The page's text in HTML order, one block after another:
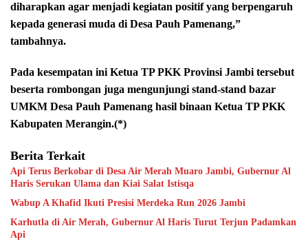
diharapkan agar menjadi kegiatan positif yang berpengaruh
kepada generasi muda di Desa Pauh Pamenang,”
tambahnya.
Pada kesempatan ini Ketua TP PKK Provinsi Jambi tersebut
beserta rombongan juga mengunjungi stand-stand bazar
UMKM Desa Pauh Pamenang hasil binaan Ketua TP PKK
Kabupaten Merangin.(*)
Berita Terkait
Api Terus Berkobar di Desa Air Merah Muaro Jambi, Gubernur Al
Haris Serukan Ulama dan Kiai Salat Istisqa
Wabup A Khafid Ikuti Presisi Merdeka Run 2026 Jambi
Karhutla di Air Merah, Gubernur Al Haris Turut Terjun Padamkan
Api